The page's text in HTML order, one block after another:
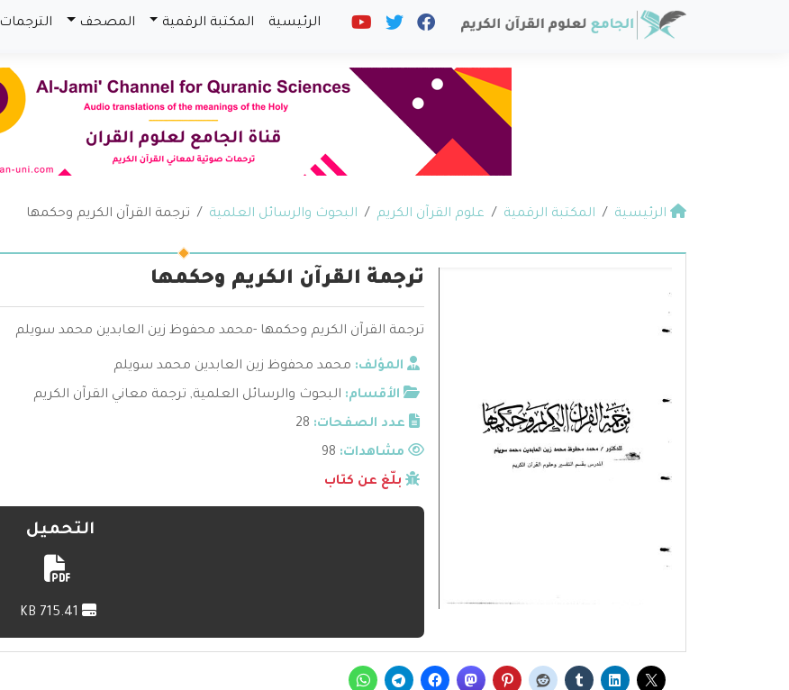
الرئيسية المكتبة الرقمية المصحف الترجمات
الرئيسية المكتبة الرقمية علوم القرآن الكريم البحوث والرسائل العلمية ترجمة القرآن الكريم وحكمها
ترجمة القرآن الكريم وحكمها
ترجمة القرآن الكريم وحكمها -محمد محفوظ زين العابدين محمد سويلم
المؤلف: محمد محفوظ زين العابدين محمد سويلم
الأقسام: البحوث والرسائل العلمية, ترجمة معاني القرآن الكريم
عدد الصفحات: 28
مشاهدات:
بلّغ عن كتاب
التحميل